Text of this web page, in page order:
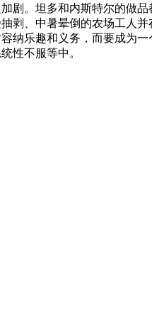
剧。坦多和内斯特尔的做
剥、中暑晕倒的农场工人
纳乐趣和义务，而要成为
性不服等中。